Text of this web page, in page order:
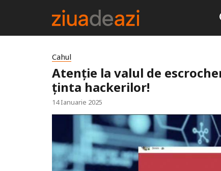
Cahul
Atenție la valul de
ținta hackerilor!
14 Ianuarie 2025